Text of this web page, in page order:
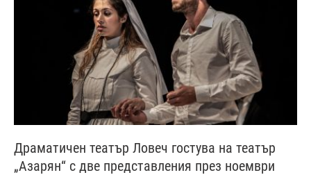
Драматичен театър Ловеч гостува на театър
„Азарян“ с две представления през ноември